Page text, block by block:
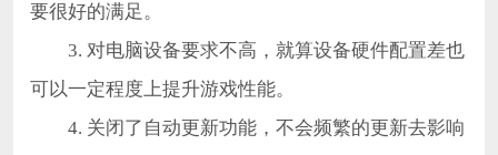
要很好的满足。
3. 对电脑设备要求不高，就算设备硬件配置差也
可以一定程度上提升游戏性能。
4. 关闭了自动更新功能，不会频繁的更新去影响